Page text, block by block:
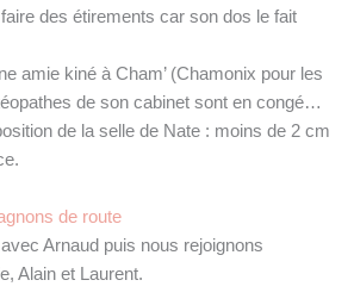
des étirements car son dos le fait
amie kiné à Cham’ (Chamonix pour les
de son cabinet sont en congé…
de la selle de Nate : moins de 2 cm
de route
Arnaud puis nous rejoignons
Alain et Laurent.